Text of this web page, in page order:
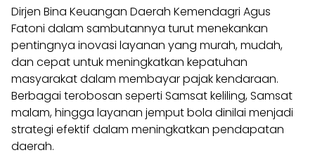
Dirjen Bina Keuangan Daerah Kemendagri Agus
Fatoni dalam sambutannya turut menekankan
pentingnya inovasi layanan yang murah, mudah,
dan cepat untuk meningkatkan kepatuhan
masyarakat dalam membayar pajak kendaraan.
Berbagai terobosan seperti Samsat keliling, Samsat
malam, hingga layanan jemput bola dinilai menjadi
strategi efektif dalam meningkatkan pendapatan
daerah.